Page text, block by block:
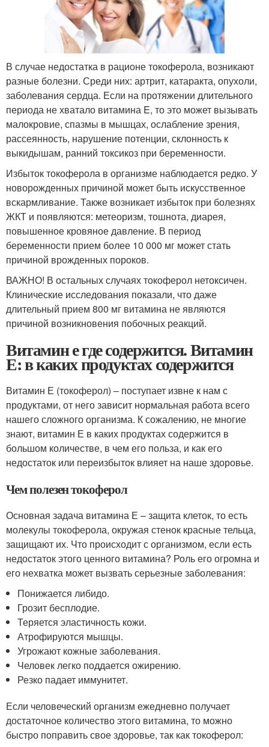
В случае недостатка в рационе токоферола, возникают
разные болезни. Среди них: артрит, катаракта, опухоли,
заболевания сердца. Если на протяжении длительного
периода не хватало витамина E, то это может вызывать
малокровие, спазмы в мышцах, ослабление зрения,
рассеянность, нарушение потенции, склонность к
выкидышам, ранний токсикоз при беременности.
Избыток токоферола в организме наблюдается редко. У
новорожденных причиной может быть искусственное
вскармливание. Также возникает избыток при болезнях
ЖКТ и появляются: метеоризм, тошнота, диарея,
повышенное кровяное давление. В период
беременности прием более 10 000 мг может стать
причиной врожденных пороков.
ВАЖНО! В остальных случаях токоферол нетоксичен.
Клинические исследования показали, что даже
длительный прием 800 мг витамина не являются
причиной возникновения побочных реакций.
Витамин е где содержится. Витамин
Е: в каких продуктах содержится
Витамин Е (токоферол) – поступает извне к нам с
продуктами, от него зависит нормальная работа всего
нашего сложного организма. К сожалению, не многие
знают, витамин Е в каких продуктах содержится в
большом количестве, в чем его польза, и как его
недостаток или переизбыток влияет на наше здоровье.
Чем полезен токоферол
Основная задача витамина Е – защита клеток, то есть
молекулы токоферола, окружая стенок красные тельца,
защищают их. Что происходит с организмом, если есть
недостаток этого ценного витамина? Роль его огромна и
его нехватка может вызвать серьезные заболевания:
Понижается либидо.
Грозит бесплодие.
Теряется эластичность кожи.
Атрофируются мышцы.
Угрожают кожные заболевания.
Человек легко поддается ожирению.
Резко падает иммунитет.
Если человеческий организм ежедневно получает
достаточное количество этого витамина, то можно
быстро поправить свое здоровье, так как токоферол: